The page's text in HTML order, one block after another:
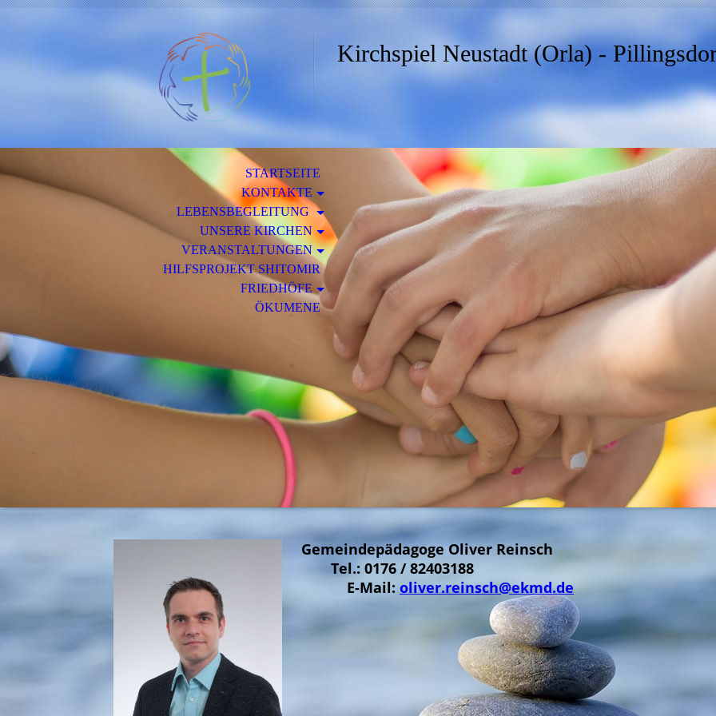
Kirchspiel Neustadt (Orla) -
STARTSEITE
KONTAKTE
LEBENSBEGLEITUNG
UNSERE KIRCHEN
VERANSTALTUNGEN
HILFSPROJEKT SHITOMIR
FRIEDHÖFE
ÖKUMENE
Gemeindepädagoge Oliver
Tel.: 0176 /
E-Mail:oliver.reinsch@ekmd.de